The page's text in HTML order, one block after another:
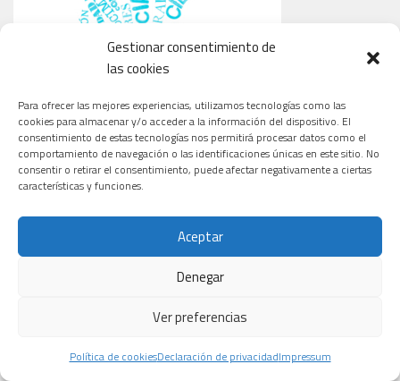
Gestionar consentimiento de
las cookies
Para ofrecer las mejores experiencias, utilizamos tecnologías como las
cookies para almacenar y/o acceder a la información del dispositivo. El
consentimiento de estas tecnologías nos permitirá procesar datos como el
comportamiento de navegación o las identificaciones únicas en este sitio. No
consentir o retirar el consentimiento, puede afectar negativamente a ciertas
características y funciones.
Aceptar
Denegar
Ver preferencias
Política de cookiesDeclaración de privacidadImpressum